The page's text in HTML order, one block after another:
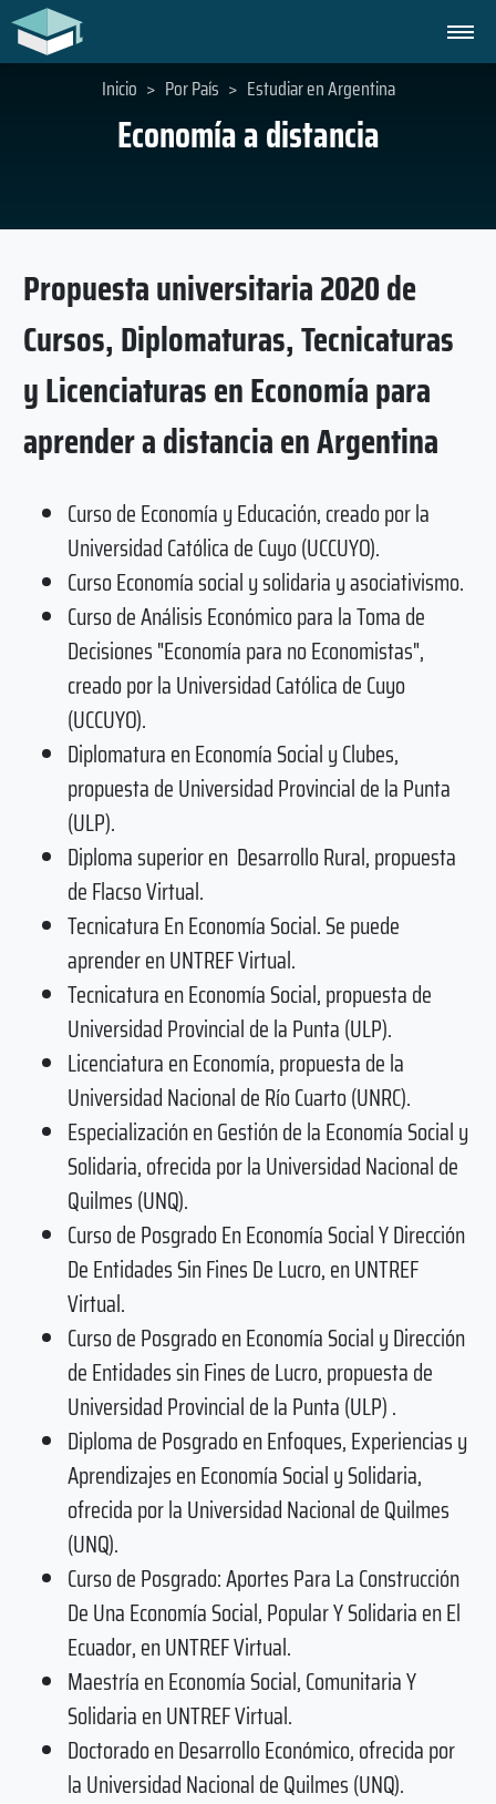
Economía a distancia
Inicio > Por País > Estudiar en Argentina
Propuesta universitaria 2020 de
Cursos, Diplomaturas, Tecnicaturas
y Licenciaturas en Economía para
aprender a distancia en Argentina
Curso de Economía y Educación, creado por la
Universidad Católica de Cuyo (UCCUYO).
Curso Economía social y solidaria y asociativismo.
Curso de Análisis Económico para la Toma de
Decisiones "Economía para no Economistas",
creado por la Universidad Católica de Cuyo
(UCCUYO).
Diplomatura en Economía Social y Clubes,
propuesta de Universidad Provincial de la Punta
(ULP).
Diploma superior en Desarrollo Rural, propuesta
de Flacso Virtual.
Tecnicatura En Economía Social. Se puede
aprender en UNTREF Virtual.
Tecnicatura en Economía Social, propuesta de
Universidad Provincial de la Punta (ULP).
Licenciatura en Economía, propuesta de la
Universidad Nacional de Río Cuarto (UNRC).
Especialización en Gestión de la Economía Social y
Solidaria, ofrecida por la Universidad Nacional de
Quilmes (UNQ).
Curso de Posgrado En Economía Social Y Dirección
De Entidades Sin Fines De Lucro, en UNTREF
Virtual.
Curso de Posgrado en Economía Social y Dirección
de Entidades sin Fines de Lucro, propuesta de
Universidad Provincial de la Punta (ULP) .
Diploma de Posgrado en Enfoques, Experiencias y
Aprendizajes en Economía Social y Solidaria,
ofrecida por la Universidad Nacional de Quilmes
(UNQ).
Curso de Posgrado: Aportes Para La Construcción
De Una Economía Social, Popular Y Solidaria en El
Ecuador, en UNTREF Virtual.
Maestría en Economía Social, Comunitaria Y
Solidaria en UNTREF Virtual.
Doctorado en Desarrollo Económico, ofrecida por
la Universidad Nacional de Quilmes (UNQ).